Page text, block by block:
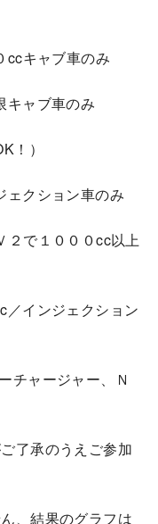
ccキャブ車のみ
キャブ車のみ
）
ェクション車のみ
１０００cc以上
／インジェクション
チャージャー、Ｎ
了承のうえご参加
、結果のグラフは